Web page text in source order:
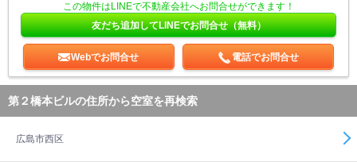
この物件はLINEで不動産会社へお問合せができます！
友だち追加してLINEでお問合せ（無料）
Webでお問合せ 電話でお問合せ
第２橋本ビルの住所から空室を再検索
広島市西区